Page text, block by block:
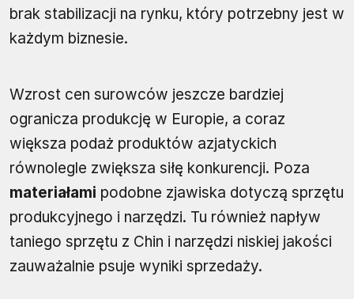
brak stabilizacji na rynku, który potrzebny jest w
każdym biznesie.
Wzrost cen surowców jeszcze bardziej
ogranicza produkcję w Europie, a coraz
większa podaż produktów azjatyckich
równolegle zwiększa siłę konkurencji. Poza
materiałami podobne zjawiska dotyczą sprzętu
produkcyjnego i narzędzi. Tu również napływ
taniego sprzętu z Chin i narzędzi niskiej jakości
zauważalnie psuje wyniki sprzedaży.